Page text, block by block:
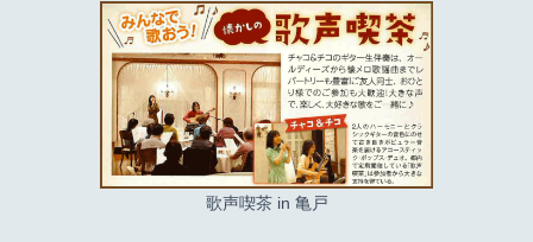
歌声喫茶 in 亀戸